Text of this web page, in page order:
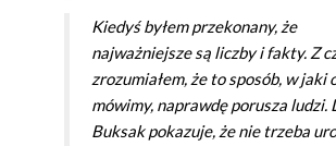
Kiedyś byłem przekonany, że
najważniejsze są liczby i fakty. Z
zrozumiałem, że to sposób, w jaki
mówimy, naprawdę porusza ludzi.
Buksak pokazuje, że nie trzeba